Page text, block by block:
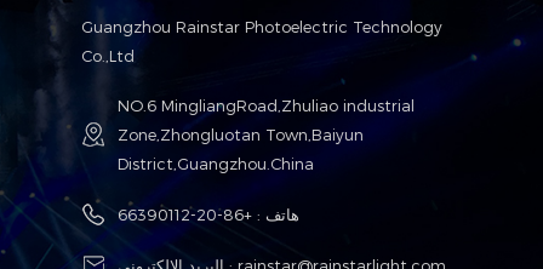
Guangzhou Rainstar Photoelectric Technology
Co.,Ltd
NO.6 MingliangRoad,Zhuliao industrial
Zone,Zhongluotan Town,Baiyun
District,Guangzhou.China
هاتف :+86-20-66390112
البريد الإلكتروني : rainstar@rainstarlight.com